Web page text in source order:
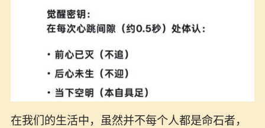
在我们的生活中，虽然并不每个人都是命石者，